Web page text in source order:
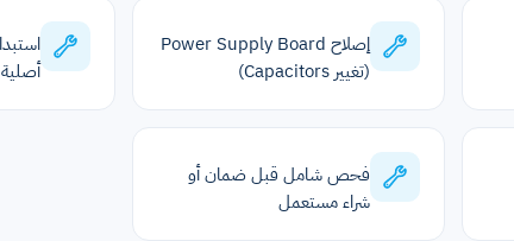
إصلاح Power Supply Board
(تغيير Capacitors)
أصلية
فحص شامل قبل ضمان أو
شراء مستعمل